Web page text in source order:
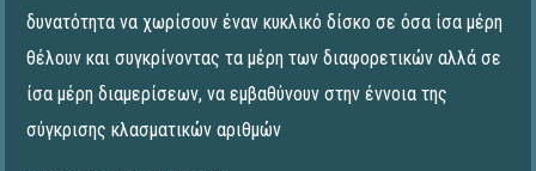
δυνατότητα να χωρίσουν έναν κυκλικό δίσκο σε όσα ίσα μέρη
θέλουν και συγκρίνοντας τα μέρη των διαφορετικών αλλά σε
ίσα μέρη διαμερίσεων, να εμβαθύνουν στην έννοια της
σύγκρισης κλασματικών αριθμών